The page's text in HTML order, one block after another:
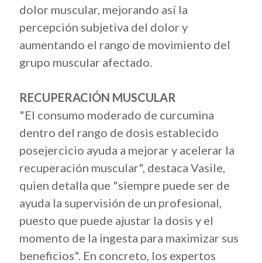
dolor muscular, mejorando así la
percepción subjetiva del dolor y
aumentando el rango de movimiento del
grupo muscular afectado.
RECUPERACIÓN MUSCULAR
"El consumo moderado de curcumina
dentro del rango de dosis establecido
posejercicio ayuda a mejorar y acelerar la
recuperación muscular", destaca Vasile,
quien detalla que "siempre puede ser de
ayuda la supervisión de un profesional,
puesto que puede ajustar la dosis y el
momento de la ingesta para maximizar sus
beneficios". En concreto, los expertos